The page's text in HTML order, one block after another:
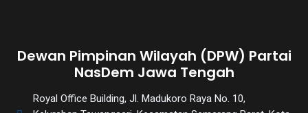
Dewan Pimpinan Wilayah (DPW) Partai
NasDem Jawa Tengah
Royal Office Building, Jl. Madukoro Raya No. 10,